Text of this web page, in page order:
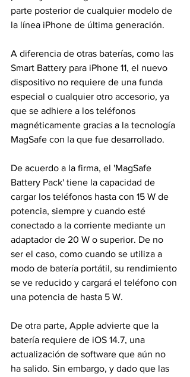
parte posterior de cualquier modelo de
la línea iPhone de última generación.
A diferencia de otras baterías, como las
Smart Battery para iPhone 11, el nuevo
dispositivo no requiere de una funda
especial o cualquier otro accesorio, ya
que se adhiere a los teléfonos
magnéticamente gracias a la tecnología
MagSafe con la que fue desarrollado.
De acuerdo a la firma, el 'MagSafe
Battery Pack' tiene la capacidad de
cargar los teléfonos hasta con 15 W de
potencia, siempre y cuando esté
conectado a la corriente mediante un
adaptador de 20 W o superior. De no
ser el caso, como cuando se utiliza a
modo de batería portátil, su rendimiento
se ve reducido y cargará el teléfono con
una potencia de hasta 5 W.
De otra parte, Apple advierte que la
batería requiere de iOS 14.7, una
actualización de software que aún no
ha salido. Sin embargo, y dado que las